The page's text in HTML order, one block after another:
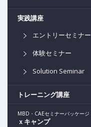
実践講座
エントリーセミナー
体験セミナー
Solution Seminar
トレーニング講座
MBD・CAEセミナーパッケージ
ｘキャンプ